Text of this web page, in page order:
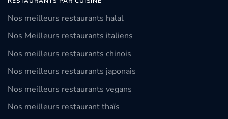
Nos meilleurs restaurants halal
Nos Meilleurs restaurants italiens
Nos meilleurs restaurants chinois
Nos meilleurs restaurants japonais
Nos meilleurs restaurants vegans
Nos meilleurs restaurant thaïs